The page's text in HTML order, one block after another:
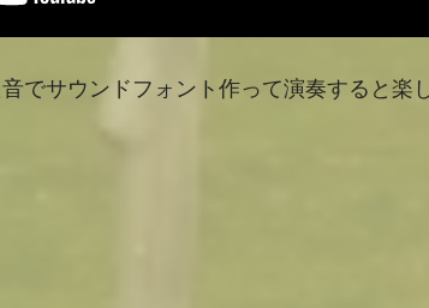
でサウンドフォント作って演奏すると楽